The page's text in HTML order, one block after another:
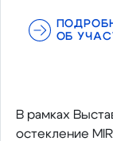
ОБ
В рамках
остекление